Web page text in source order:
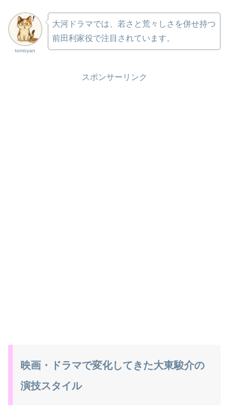
tomoyan
大河ドラマでは、若さと荒々しさを併せ持つ
前田利家役で注目されています。
スポンサーリンク
映画・ドラマで変化してきた大東駿介の
演技スタイル